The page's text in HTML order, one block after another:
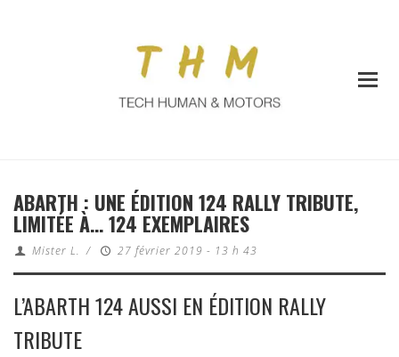
ABARTH : UNE ÉDITION 124 RALLY TRIBUTE,
LIMITÉE À… 124 EXEMPLAIRES
Mister L. / 27 février 2019 - 13 h 43
L’ABARTH 124 AUSSI EN ÉDITION RALLY
TRIBUTE